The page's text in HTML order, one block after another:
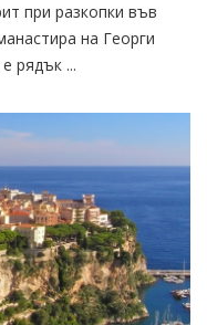
при разкопки във
на Георги
рядък ...